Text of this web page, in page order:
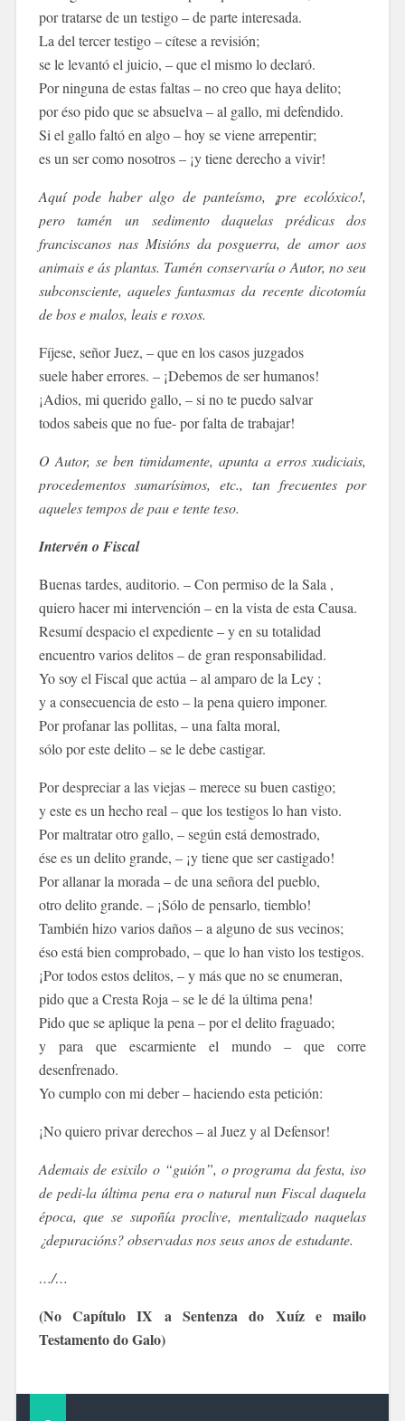
por tratarse de un testigo – de parte interesada.
La del tercer testigo – cítese a revisión;
se le levantó el juicio, – que el mismo lo declaró.
Por ninguna de estas faltas – no creo que haya delito;
por éso pido que se absuelva – al gallo, mi defendido.
Si el gallo faltó en algo – hoy se viene arrepentir;
es un ser como nosotros – ¡y tiene derecho a vivir!
Aquí pode haber algo de panteísmo, ¡pre ecolóxico!,
pero tamén un sedimento daquelas prédicas dos
franciscanos nas Misións da posguerra, de amor aos
animais e ás plantas. Tamén conservaría o Autor, no seu
subconsciente, aqueles fantasmas da recente dicotomía
de bos e malos, leais e roxos.
Fíjese, señor Juez, – que en los casos juzgados
suele haber errores. – ¡Debemos de ser humanos!
¡Adios, mi querido gallo, – si no te puedo salvar
todos sabeis que no fue- por falta de trabajar!
O Autor, se ben timidamente, apunta a erros xudiciais,
procedementos sumarísimos, etc., tan frecuentes por
aqueles tempos de pau e tente teso.
Intervén o Fiscal
Buenas tardes, auditorio. – Con permiso de la Sala ,
quiero hacer mi intervención – en la vista de esta Causa.
Resumí despacio el expediente – y en su totalidad
encuentro varios delitos – de gran responsabilidad.
Yo soy el Fiscal que actúa – al amparo de la Ley ;
y a consecuencia de esto – la pena quiero imponer.
Por profanar las pollitas, – una falta moral,
sólo por este delito – se le debe castigar.
Por despreciar a las viejas – merece su buen castigo;
y este es un hecho real – que los testigos lo han visto.
Por maltratar otro gallo, – según está demostrado,
ése es un delito grande, – ¡y tiene que ser castigado!
Por allanar la morada – de una señora del pueblo,
otro delito grande. – ¡Sólo de pensarlo, tiemblo!
También hizo varios daños – a alguno de sus vecinos;
éso está bien comprobado, – que lo han visto los testigos.
¡Por todos estos delitos, – y más que no se enumeran,
pido que a Cresta Roja – se le dé la última pena!
Pido que se aplique la pena – por el delito fraguado;
y para que escarmiente el mundo – que corre
desenfrenado.
Yo cumplo con mi deber – haciendo esta petición:
¡No quiero privar derechos – al Juez y al Defensor!
Ademais de esixilo o “guión”, o programa da festa, iso
de pedi-la última pena era o natural nun Fiscal daquela
época, que se supoñía proclive, mentalizado naquelas
¿depuracións? observadas nos seus anos de estudante.
…/…
(No Capítulo IX a Sentenza do Xuíz e mailo
Testamento do Galo)